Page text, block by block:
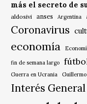
más el secreto de
aldosivi anses Argentina
Coronavirus
economía
fin de semana largo
Guerra en Ucrania
Interés General